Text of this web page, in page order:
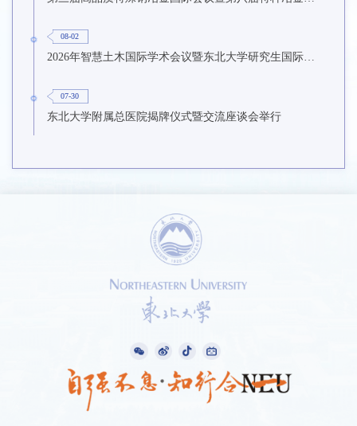
08-02
2026年智慧土木国际学术会议暨东北大学研究生国际暑期学校第九期在东北大学召开
07-30
东北大学附属总医院揭牌仪式暨交流座谈会举行